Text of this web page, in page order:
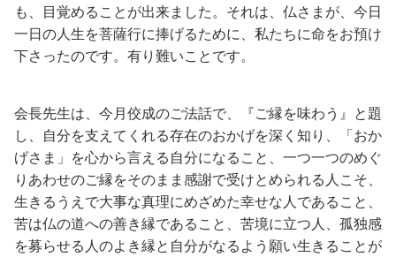
も、目覚めることが出来ました。それは、仏さまが、今日
一日の人生を菩薩行に捧げるために、私たちに命をお預け
下さったのです。有り難いことです。
会長先生は、今月佼成のご法話で、『ご縁を味わう』と題
し、自分を支えてくれる存在のおかげを深く知り、「おか
げさま」を心から言える自分になること、一つ一つのめぐ
りあわせのご縁をそのまま感謝で受けとめられる人こそ、
生きるうえで大事な真理にめざめた幸せな人であること、
苦は仏の道への善き縁であること、苦境に立つ人、孤独感
を募らせる人のよき縁と自分がなるよう願い生きることが